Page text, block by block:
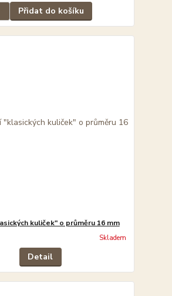
Přidat do košíku
kuliček" o průměru 16 mm
Skladem
Detail